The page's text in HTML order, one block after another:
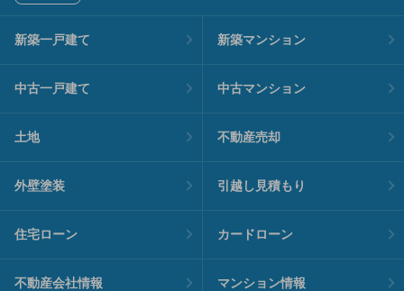
新築一戸建て 新築マンション
中古一戸建て 中古マンション
土地 不動産売却
外壁塗装 引越し見積もり
住宅ローン カードローン
不動産会社情報 マンション情報